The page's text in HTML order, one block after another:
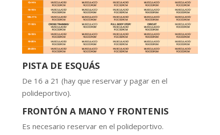
PISTA DE ESQUÁS
De 16 a 21 (hay que reservar y pagar en el
polideportivo).
FRONTÓN A MANO Y FRONTENIS
Es necesario reservar en el polideportivo.